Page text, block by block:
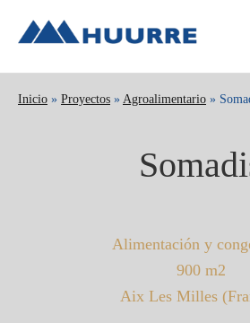
navegación
principal
barra
Inicio » Proyectos » Agroalimentario »
Alimentación y
900 m2
Aix Les Milles